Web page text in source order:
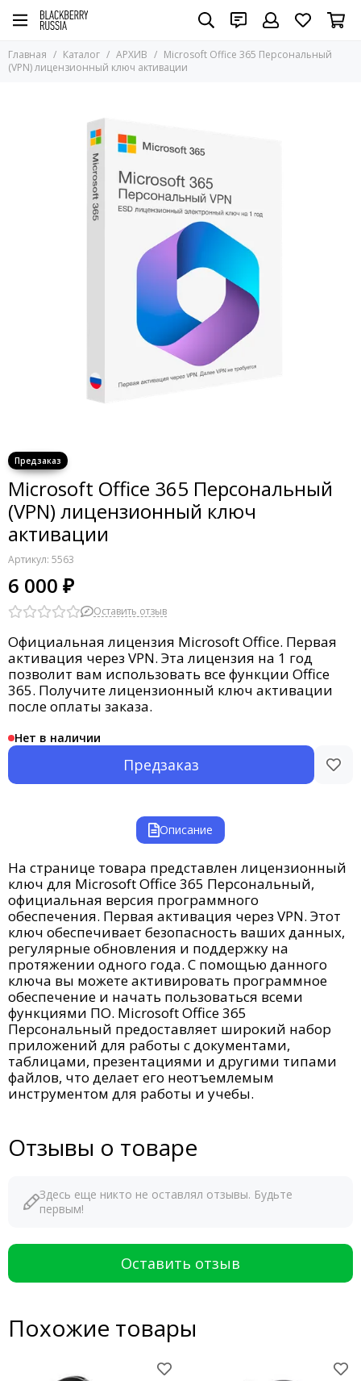
Главная Каталог АРХИВ
Microsoft Office 365 Персональный
(VPN) лицензионный ключ активации
Microsoft Office 365 Персональный
(VPN) лицензионный ключ
активации
Артикул: 5563
6 000 ₽
Оставить отзыв
Официальная лицензия Microsoft Office. Первая
активация через VPN. Эта лицензия на 1 год
позволит вам использовать все функции Office
365. Получите лицензионный ключ активации
после оплаты заказа.
Нет в наличии
Предзаказ
Описание
На странице товара представлен лицензионный
ключ для Microsoft Office 365 Персональный,
официальная версия программного
обеспечения. Первая активация через VPN. Этот
ключ обеспечивает безопасность ваших данных,
регулярные обновления и поддержку на
протяжении одного года. С помощью данного
ключа вы можете активировать программное
обеспечение и начать пользоваться всеми
функциями ПО. Microsoft Office 365
Персональный предоставляет широкий набор
приложений для работы с документами,
таблицами, презентациями и другими типами
файлов, что делает его неотъемлемым
инструментом для работы и учебы.
Отзывы о товаре
Здесь еще никто не оставлял отзывы. Будьте
первым!
Оставить отзыв
Похожие товары